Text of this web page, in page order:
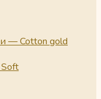
— Cotton gold